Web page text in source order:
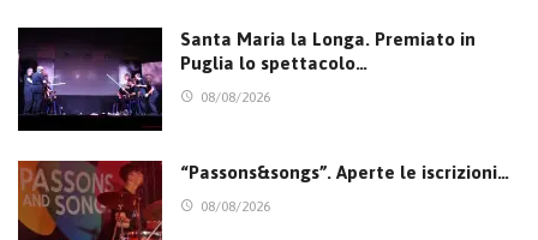
Santa Maria la Longa. Premiato in
Puglia lo spettacolo…
08/08/2026
“Passons&songs”. Aperte le iscrizioni…
08/08/2026